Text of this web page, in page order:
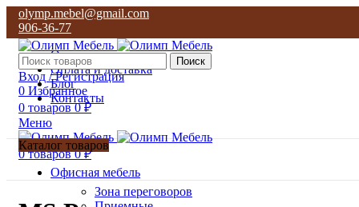
olymp.mebel@gmail.com
906-36-77
О нас
Оплата и доставка
Блог
Контакты
Поиск
Вход / Регистрация
0 Избранное
0 товаров 0₽
Меню
0товаров 0₽
Каталог товаров
Офисная мебель
Зона переговоров